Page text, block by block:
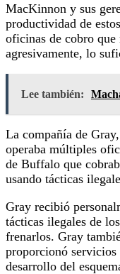
MacKinnon y sus
productividad de
oficinas de cobro que
agresivamente, lo
Lee también:
La compañía de
operaba múltiples
de Buffalo que
usando tácticas
Gray recibió
tácticas ilegales de
frenarlos. Gray
proporcionó servicios
desarrollo del